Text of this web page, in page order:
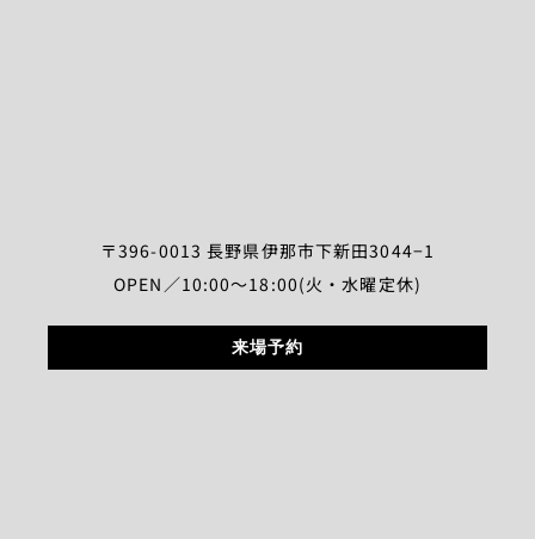
〒396-0013 長野県伊那市下新田3044−1
OPEN／10:00～18:00(火・水曜定休)
来場予約